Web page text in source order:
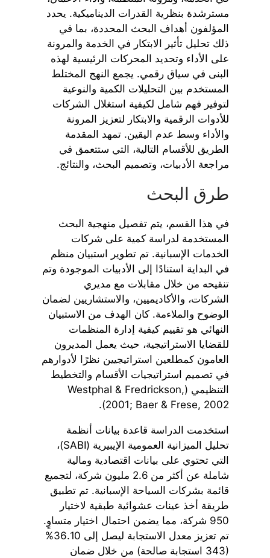
مسترشدة بنظرية القدرات الديناميكية. يحدد
المؤلفون أهداف البحث المحددة، بما في
ذلك تحليل تأثير الابتكار في الخدمة والمرونة
على الأداء وتحديد المحركات الرئيسية لهذه
البنى في سياق رقمي. يجمع النهج المختلط
المستخدم بين التحليلات الكمية والنوعية
لتوفير فهم شامل لكيفية استغلال الشركات
للأدوات الرقمية والابتكار لتعزيز المرونة
والأداء وسط عدم اليقين. تمهد المقدمة
الطريق للأقسام التالية، التي ستتعمق في
مراجعة الأدبيات، وتصميم البحث، والنتائج.
طرق البحث
في هذا القسم، يتم تفصيل منهجية البحث
المستخدمة لدراسة كمية على شركات
الخدمات الإسبانية. تم تطوير استبيان منظم
في البداية استنادًا إلى الأدبيات الموجودة وتم
تنقيحه من خلال مقابلات مع مديري
الشركات، والأكاديميين، والاستشاريين لضمان
الوضوح والملاءمة. كان الهدف من الاستبيان
النهائي هو تقييم كيفية إدارة المنظمات
للقضايا الاستراتيجية، حيث يعمل المديرون
العامون كمطلعين استراتيجيين نظرًا لأدوارهم
في تصميم استراتيجيات الأقسام والتخطيط
التنظيمي (Westphal & Fredrickson,
2001; Baer & Frese, 2002).
استخدمت الدراسة قاعدة بيانات أنظمة
تحليل الميزانية العمومية الإيبيرية (SABI)،
التي تحتوي على بيانات اقتصادية ومالية
شاملة عن أكثر من 2.6 مليون شركة، لتجميع
قائمة بشركات السياحة الإسبانية. تم تطبيق
طريقة أخذ عينات عشوائية طبقية لاختيار
950 شركة، مما يضمن احتمال اختيار متساوٍ.
تم تعزيز معدل الاستجابة ليصل إلى 36.10%
(343 استجابة صالحة) من خلال ضمان